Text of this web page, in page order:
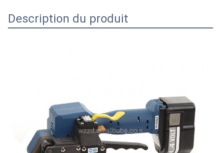
Description du produit